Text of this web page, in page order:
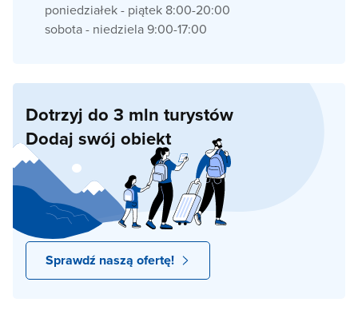
poniedziałek - piątek 8:00-20:00
sobota - niedziela 9:00-17:00
Dotrzyj do 3 mln turystów
Dodaj swój obiekt
Sprawdź naszą ofertę!